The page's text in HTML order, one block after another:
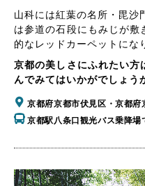
山科には紅葉の名所・毘沙
は参道の石段にもみじが
的なレッドカーペットにな
京都の美しさにふれたい方
んでみてはいかがでしょう
京都府京都市伏見区・京都府
京都駅八条口観光バス乗降場